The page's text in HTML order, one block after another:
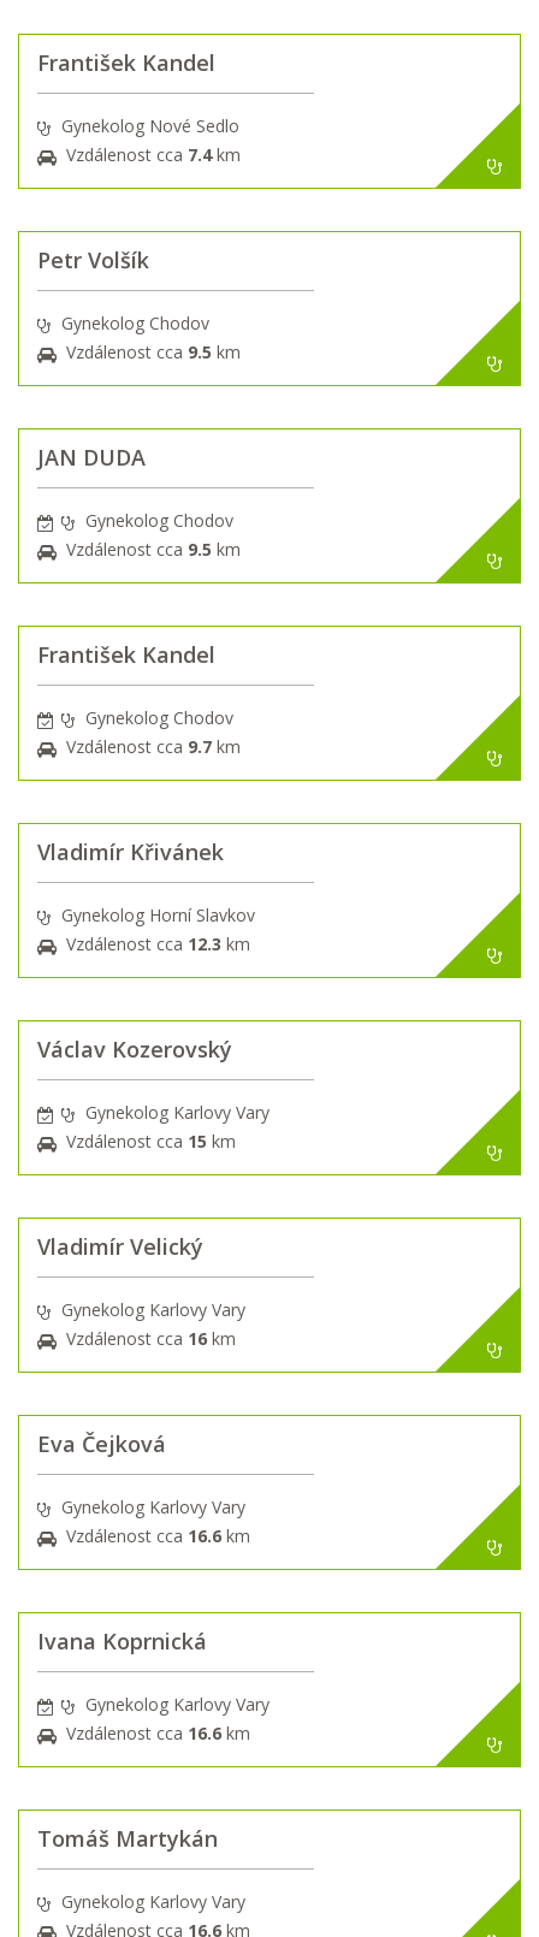
František Kandel
Gynekolog Nové Sedlo
Vzdálenost cca 7.4km
Petr Volšík
Gynekolog Chodov
Vzdálenost cca 9.5 km
JAN DUDA
Gynekolog Chodov
Vzdálenost cca 9.5 km
František Kandel
Gynekolog Chodov
Vzdálenost cca 9.7 km
Vladimír Křivánek
Gynekolog Horní Slavkov
Vzdálenost cca 12.3 km
Václav Kozerovský
Gynekolog Karlovy Vary
Vzdálenost cca 15 km
Vladimír Velický
Gynekolog Karlovy Vary
Vzdálenost cca 16 km
Eva Čejková
Gynekolog Karlovy Vary
Vzdálenost cca 16.6 km
Ivana Koprnická
Gynekolog Karlovy Vary
Vzdálenost cca 16.6 km
Tomáš Martykán
Gynekolog Karlovy Vary
Vzdálenost cca 16.6 km